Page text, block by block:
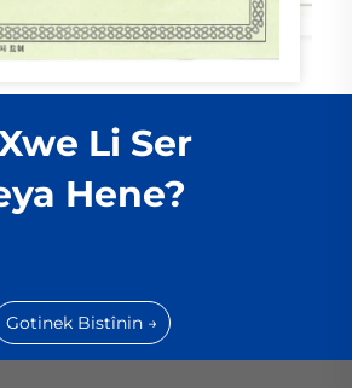
Li Ser
Hene?
Gotinek Bistînin →